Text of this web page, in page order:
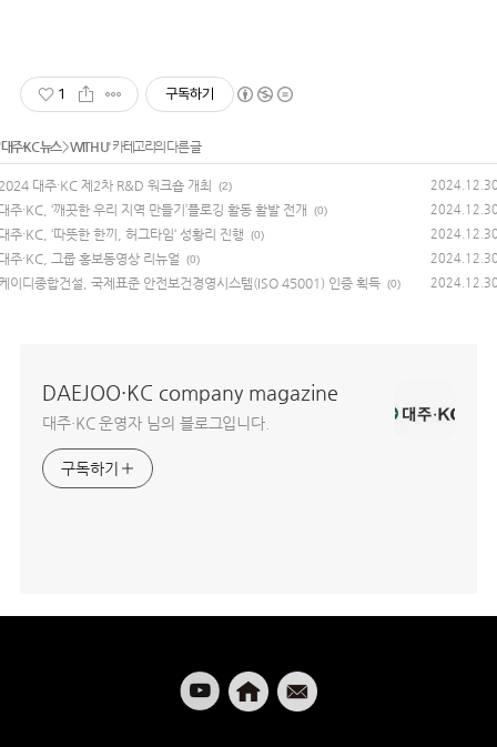
1 구독하기
대주·KC 뉴스>WITH U' 카테고리의 다른 글
대주·KC 제2차 R&D 워크숍 개최 (2)
주·KC, ‘깨끗한 우리 지역 만들기’플로깅 활동 활발 전개 (0)
주·KC, ‘따뜻한 한끼, 허그타임‘ 성황리 진행 (0)
주·KC, 그룹 홍보동영상 리뉴얼 (0)
이디종합건설, 국제표준 안전보건경영시스템(ISO 45001) 인증 획득 (0)
DAEJOO·KC company magazine
대주·KC 운영자 님의 블로그입니다.
구독하기